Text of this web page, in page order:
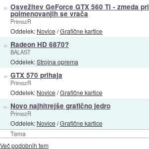
Tema
» Osvežitev GeForce GTX 560 Ti - zmeda pri
poimenovanjih se vrača
PrimozR
Oddelek: Novice/Grafične kartice
» Radeon HD 6870?
BALAST
Oddelek:Strojna oprema
» GTX 570 prihaja
PrimozR
Oddelek: Novice/Grafične kartice
» Novo najhitrejše grafično jedro
PrimozR
Oddelek: Novice/Grafične kartice
Več podobnih tem